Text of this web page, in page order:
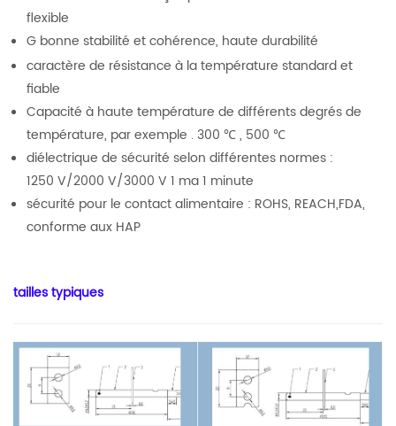
flexible
G bonne stabilité et cohérence, haute durabilité
caractère de résistance à la température standard et
fiable
Capacité à haute température de différents degrés de
température, par exemple . 300 ℃ , 500 ℃
diélectrique de sécurité selon différentes normes :
1250 V/2000 V/3000 V 1 ma 1 minute
sécurité pour le contact alimentaire : ROHS, REACH,FDA,
conforme aux HAP
tailles typiques